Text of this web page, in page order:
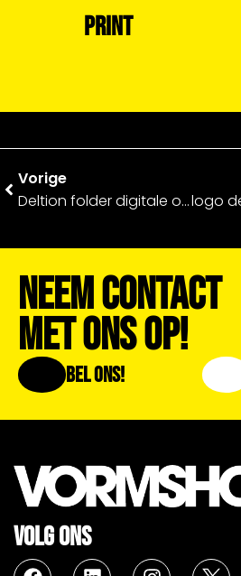
PRINT
Vorige
Deltion folder digitale ondertekening
Neem Contact
Met Ons Op!
Bel Ons!
VOLG ONS